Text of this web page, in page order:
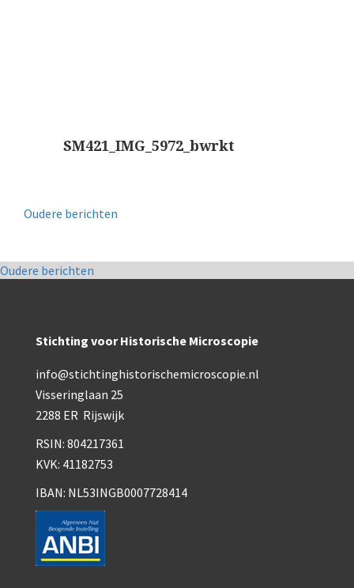
SM421_IMG_5972_bwrkt
Oudere berichten
Berichtennavigatie
Oudere berichten
Stichting voor Historische Microscopie
info@stichtinghistorischemicroscopie.nl
Visseringlaan 25
2288 ER Rijswijk
RSIN: 804217361
KVK: 41182753
IBAN: NL53INGB0007728414